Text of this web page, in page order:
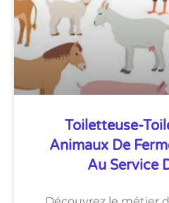
Toiletteuse-
Animaux De
Au Service